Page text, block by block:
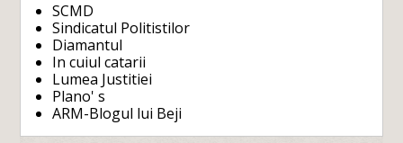
SCMD
Sindicatul Politistilor
Diamantul
In cuiul catarii
Lumea Justitiei
Plano' s
ARM-Blogul lui Beji